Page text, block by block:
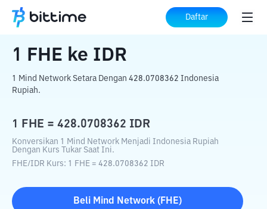
Daftar
Beranda Konverter Kripto ke IDR
1 FHE ke IDR
1 Mind Network Setara Dengan 428.0708362 Indonesia
Rupiah.
1 FHE = 428.0708362 IDR
Konversikan 1 Mind Network Menjadi Indonesia Rupiah
Dengan Kurs Tukar Saat Ini.
FHE/IDR Kurs: 1 FHE = 428.0708362 IDR
Beli Mind Network ( FHE)